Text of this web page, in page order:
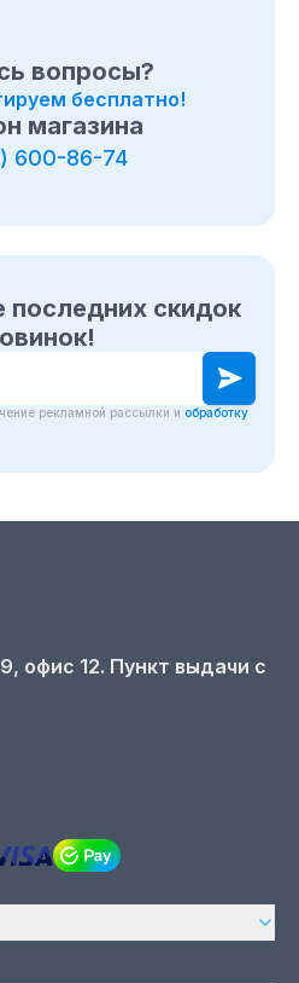
вопросы?
бесплатно!
магазина
600-86-74
последних скидок
рекламной рассылки и обработку
офис 12. Пункт выдачи с